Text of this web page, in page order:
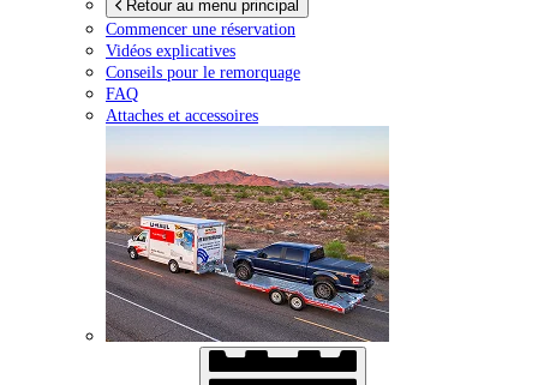
Retour au menu principal
Commencer une réservation
Vidéos explicatives
Conseils pour le remorquage
FAQ
Attaches et accessoires